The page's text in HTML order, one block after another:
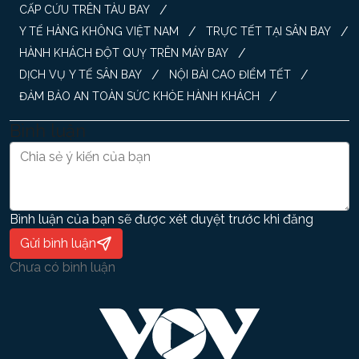
CẤP CỨU TRÊN TÀU BAY /
Y TẾ HÀNG KHÔNG VIỆT NAM / TRỰC TẾT TẠI SÂN BAY /
HÀNH KHÁCH ĐỘT QUỴ TRÊN MÁY BAY /
DỊCH VỤ Y TẾ SÂN BAY / NỘI BÀI CAO ĐIỂM TẾT /
ĐẢM BẢO AN TOÀN SỨC KHỎE HÀNH KHÁCH /
Bình luận
Bình luận của bạn sẽ được xét duyệt trước khi đăng
Gửi bình luận
Chưa có bình luận